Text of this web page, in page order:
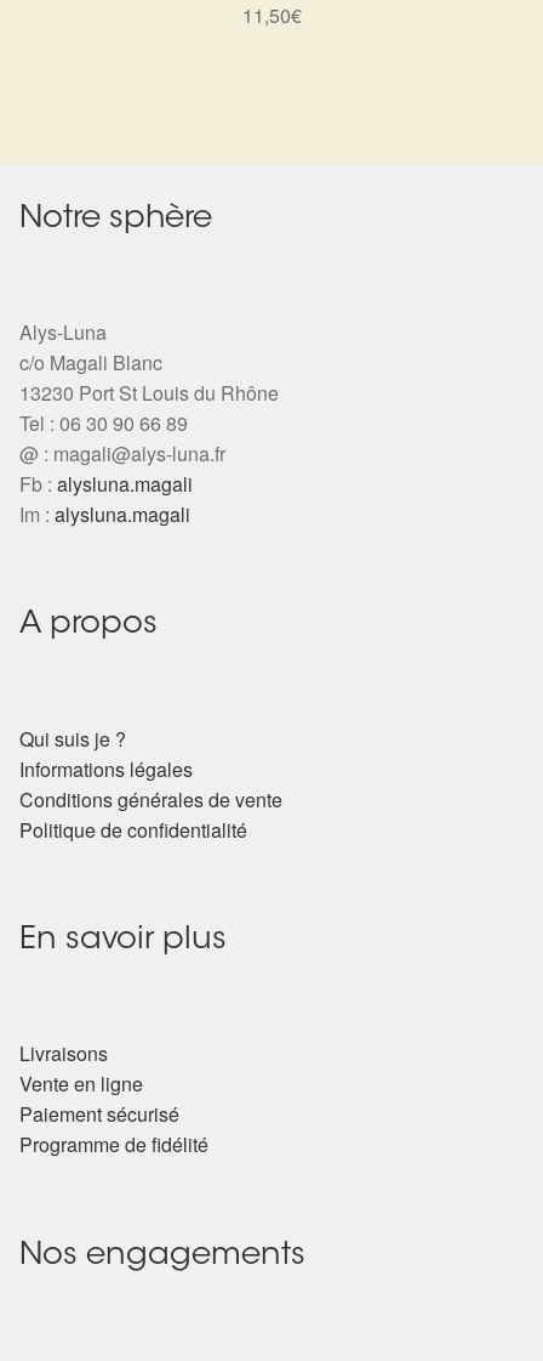
11,50€
Notre sphère
Alys-Luna
c/o Magali Blanc
13230 Port St Louis du Rhône
Tel : 06 30 90 66 89
@ : magali@alys-luna.fr
Fb : alysluna.magali
Im : alysluna.magali
A propos
Qui suis je ?
Informations légales
Conditions générales de vente
Politique de confidentialité
En savoir plus
Livraisons
Vente en ligne
Paiement sécurisé
Programme de fidélité
Nos engagements